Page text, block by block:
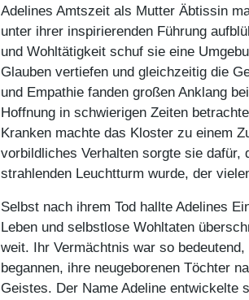
Adelines Amtszeit als Mutter Äbtissin
unter ihrer inspirierenden Führung
und Wohltätigkeit schuf sie eine
Glauben vertiefen und gleichzeitig die
und Empathie fanden großen Anklang
Hoffnung in schwierigen Zeiten
Kranken machte das Kloster zu einem
vorbildliches Verhalten sorgte sie
strahlenden Leuchtturm wurde, der
Selbst nach ihrem Tod hallte Adelines
Leben und selbstlose Wohltaten
weit. Ihr Vermächtnis war so
begannen, ihre neugeborenen Töchter
Geistes. Der Name Adeline entwickelte